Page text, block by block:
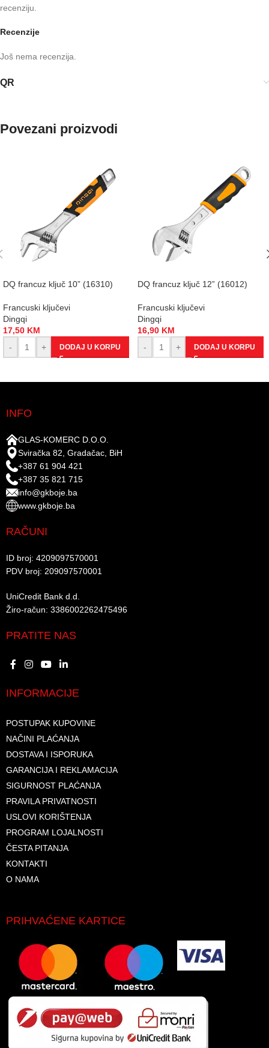
Recenzije
Još nema recenzija.
recenziju.
QR
Povezani proizvodi
DQ francuz ključ 10” (16310)
Francuski ključevi
Dingqi
17,50 KM
-
+ DODAJ U KORPU
DQ francuz ključ 12” (16012)
Francuski ključevi
Dingqi
16,90 KM
-
+ DODAJ U KORPU
INFO
GLAS-KOMERC D.O.O.
Sviračka 82, Gradačac, BiH
+387 61 904 421
+387 35 821 715
info@gkboje.ba
www.gkboje.ba
RAČUNI
ID broj: 4209097570001​
PDV broj: 209097570001 ​
UniCredit Bank d.d.​
Žiro-račun: 3386002262475496​​
PRATITE NAS
INFORMACIJE
POSTUPAK KUPOVINE
NAČINI PLAĆANJA
DOSTAVA I ISPORUKA
GARANCIJA I REKLAMACIJA
SIGURNOST PLAĆANJA
PRAVILA PRIVATNOSTI
USLOVI KORIŠTENJA
PROGRAM LOJALNOSTI
ČESTA PITANJA
KONTAKTI
O NAMA
PRIHVAĆENE KARTICE